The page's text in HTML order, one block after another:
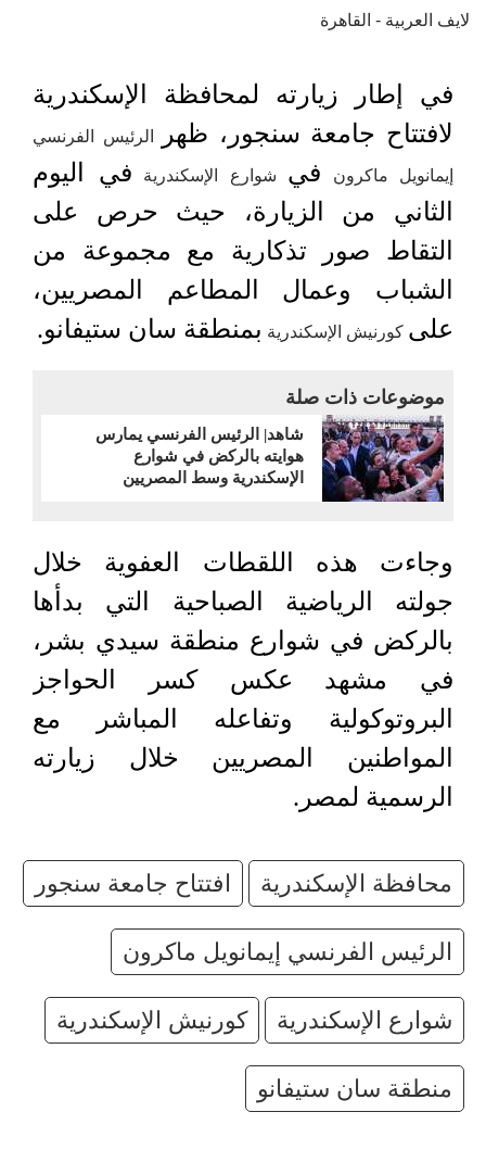
لايف العربية - القاهرة
في إطار زيارته لمحافظة الإسكندرية
لافتتاح جامعة سنجور، ظهر
الرئيس الفرنسي
إيمانويل ماكرون في شوارع الإسكندرية في اليوم
الثاني من الزيارة، حيث حرص على
التقاط صور تذكارية مع مجموعة من
الشباب وعمال المطاعم المصريين،
على كورنيش الإسكندرية بمنطقة سان ستيفانو.
موضوعات ذات صلة
شاهد| الرئيس الفرنسي يمارس
هوايته بالركض في شوارع
الإسكندرية وسط المصريين
وجاءت هذه اللقطات العفوية خلال
جولته الرياضية الصباحية التي بدأها
بالركض في شوارع منطقة سيدي بشر،
في مشهد عكس كسر الحواجز
البروتوكولية وتفاعله المباشر مع
المواطنين المصريين خلال زيارته
الرسمية لمصر.
محافظة الإسكندرية افتتاح جامعة سنجور
الرئيس الفرنسي إيمانويل ماكرون
شوارع الإسكندرية كورنيش الإسكندرية
منطقة سان ستيفانو